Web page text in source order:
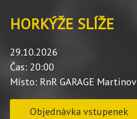
HORKÝŽE SLÍŽE
29.10.2026
Čas: 20:00
Místo: RnR GARAGE Martinov
Objednávka vstupenek